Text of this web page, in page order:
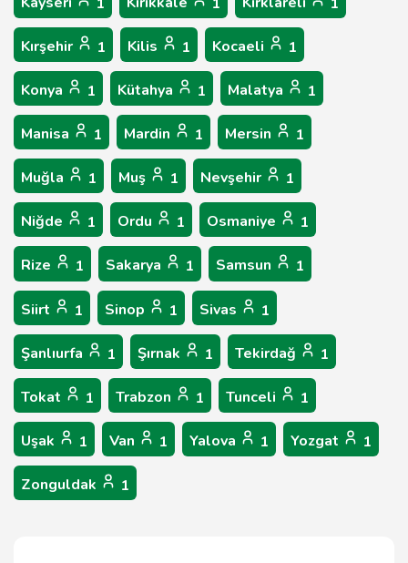
Kırşehir 1 Kilis 1 Kocaeli 1
Konya 1 Kütahya 1 Malatya 1
Manisa 1 Mardin 1 Mersin 1
Muğla 1 Muş 1 Nevşehir 1
Niğde 1 Ordu 1 Osmaniye 1
Rize 1 Sakarya 1 Samsun 1
Siirt 1 Sinop 1 Sivas 1
Şanlıurfa 1 Şırnak 1 Tekirdağ 1
Tokat 1 Trabzon 1 Tunceli 1
Uşak 1 Van 1 Yalova 1 Yozgat 1
Zonguldak 1